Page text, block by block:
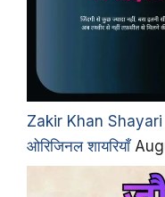
Zakir Khan Shayari
ओरिजिनल शायरियाँ